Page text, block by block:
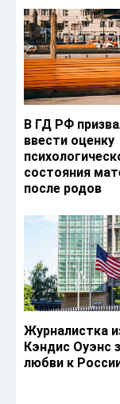
В ГД РФ
ввести оценку
состояния
после родов
Журналистка
Кэндис Оуэнс
любви к